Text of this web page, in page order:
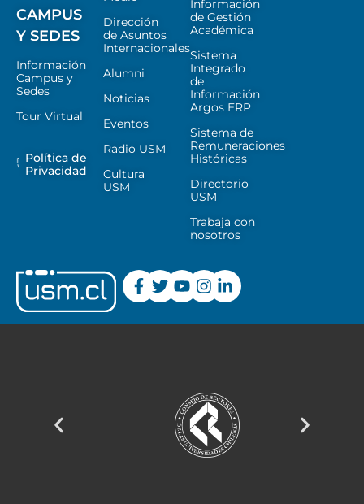
CAMPUS
Y SEDES
Información
Campus y
Sedes
Tour Virtual
Política de
Privacidad
Dirección
de Asuntos
Internacionales
Alumni
Noticias
Eventos
Radio USM
Cultura
USM
Información
de Gestión
Académica
Sistema
Integrado
de
Información
Argos ERP
Sistema de
Remuneraciones
Históricas
Directorio
USM
Trabaja con
nosotros